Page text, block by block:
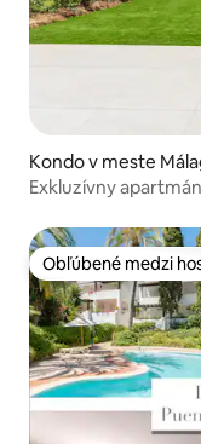
Kondo v meste
Exkluzívny
Obľúbené medzi
Obľúbené medzi